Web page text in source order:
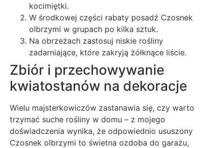
kocimiętki.
W środkowej części rabaty posadź Czosnek
olbrzymi w grupach po kilka sztuk.
Na obrzeżach zastosuj niskie rośliny
zadarniające, które zakryją żółknące liście.
Zbiór i przechowywanie
kwiatostanów na dekoracje
Wielu majsterkowiczów zastanawia się, czy warto
trzymać suche rośliny w domu – z mojego
doświadczenia wynika, że odpowiednio ususzony
Czosnek olbrzymi to świetna ozdoba do garażu,